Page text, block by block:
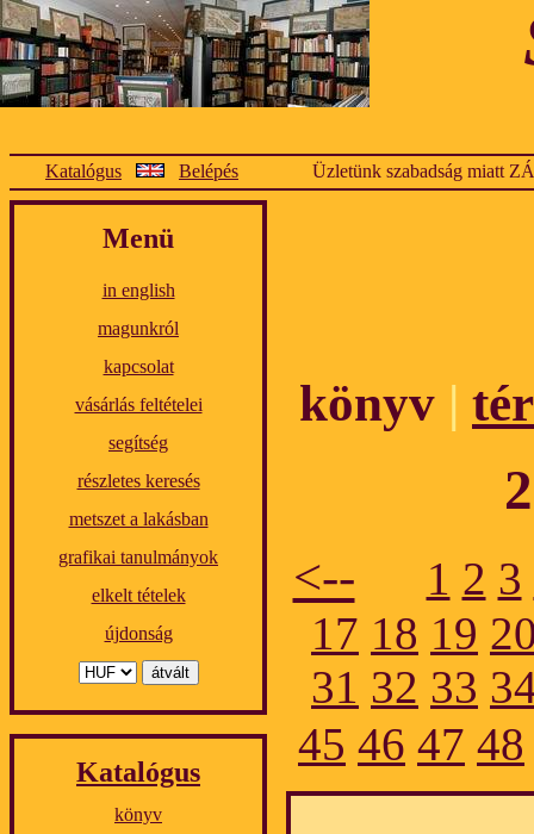
Katalógus Belépés Üzletünk szabadság miatt
Menü
in english
magunkról
kapcsolat
vásárlás feltételei
segítség
részletes keresés
metszet a lakásban
grafikai tanulmányok
elkelt tételek
újdonság
Katalógus
könyv
könyv |
<-- 1 2 3
17 18 19
31 32 33
45 46 47 48